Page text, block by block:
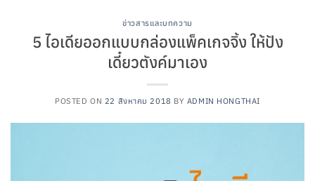
ข่าวสารและบทความ
5 ไอเดียออกแบบกล่องแพ็คเกจจิ้ง ให้ปัง
เดี๋ยวตังค์มาเอง
POSTED ON 22 สิงหาคม 2018 BY ADMIN HONGTHAI